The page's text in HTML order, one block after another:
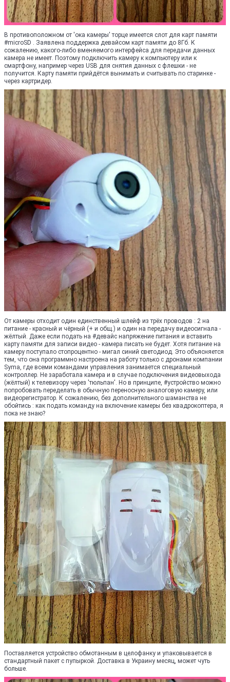
В противоположном от 'ока камеры' торце имеется слот для карт памяти
#microSD . Заявлена поддержка девайсом карт памяти до 8Гб. К
сожалению, какого-либо вменяемого интерфейса для передачи данных
камера не имеет. Поэтому подключить камеру к компьютеру или к
смартфону, например через USB для снятия данных с флешки - не
получится. Карту памяти прийдётся вынимать и считывать по старинке -
через картридер.
От камеры отходит один единственный шлейф из трёх проводов : 2 на
питание - красный и чёрный (+ и общ.) и один на передачу видеосигнала -
жёлтый. Даже если подать на #девайс напряжение питания и вставить
карту памяти для записи видео - камера писать не будет. Хотя питание на
камеру поступало стопроцентно - мигал синий светодиод. Это объясняется
тем, что она программно настроена на работу только с дронами компании
Syma, где всеми командами управления занимается специальный
контроллер. Не заработала камера и в случае подключения видеовыхода
(жёлтый) к телевизору через 'тюльпан'. Но в принципе, #устройство можно
попробовать переделать в обычную переносную аналоговую камеру, или
видеорегистратор. К сожалению, без дополнительного шаманства не
обойтись : как подать команду на включение камеры без квадрокоптера, я
пока не знаю?
Поставляется устройство обмотанным в целофанку и упаковывается в
стандартный пакет с пупыркой. Доставка в Украину месяц, может чуть
больше.